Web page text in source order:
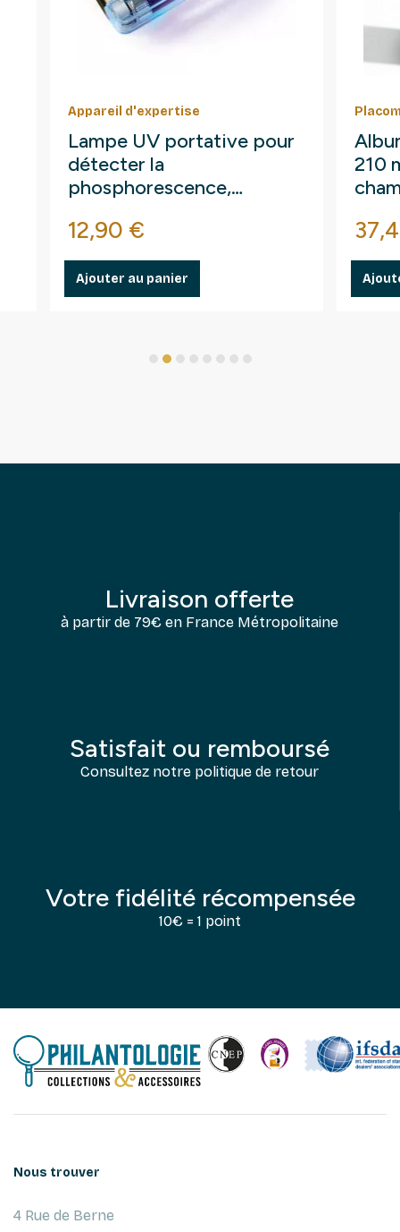
Appareil d'expertise
Lampe UV portative pour
détecter la
phosphorescence,
Prix
12,90 €
Ajouter au panier
210
Prix
Livraison offerte
à partir de 79€ en France Métropolitaine
Satisfait ou remboursé
Consultez notre politique de retour
Votre fidélité récompensée
10€ = 1 point
Nous trouver
4 Rue de Berne